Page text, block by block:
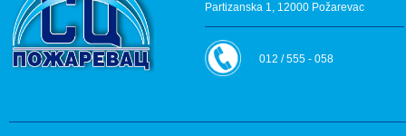
Partizanska 1, 12000 Požarevac
012 / 555 - 058